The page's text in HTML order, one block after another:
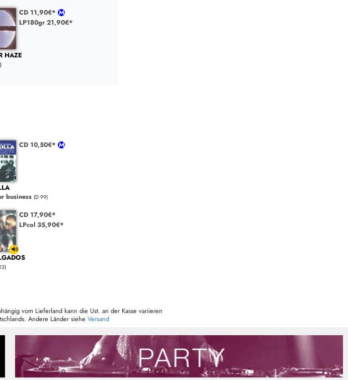
CD 11,90€*
LP180gr 21,90€*
HAZE
CD 10,50€*
business (D 99)
CD 17,90€*
LPcol 35,90€*
vom Lieferland kann die Ust. an der Kasse variieren
Andere Länder siehe Versand